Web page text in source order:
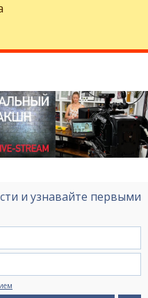
и узнавайте первыми